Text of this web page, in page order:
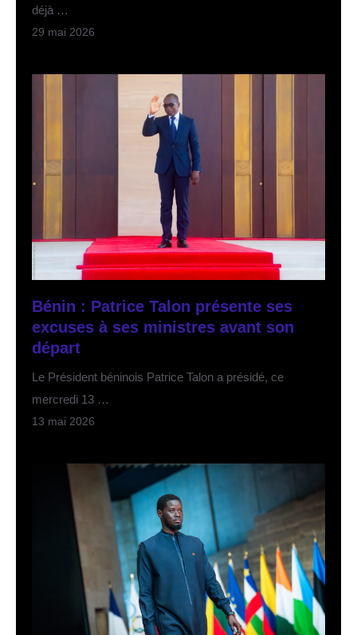
déjà …
29 mai 2026
Bénin : Patrice Talon présente ses
excuses à ses ministres avant son
départ
Le Président béninois Patrice Talon a présidé, ce
mercredi 13 …
13 mai 2026